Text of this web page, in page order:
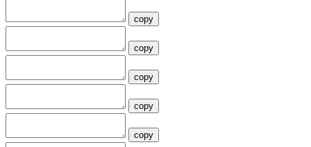
copy
copy
copy
copy
copy